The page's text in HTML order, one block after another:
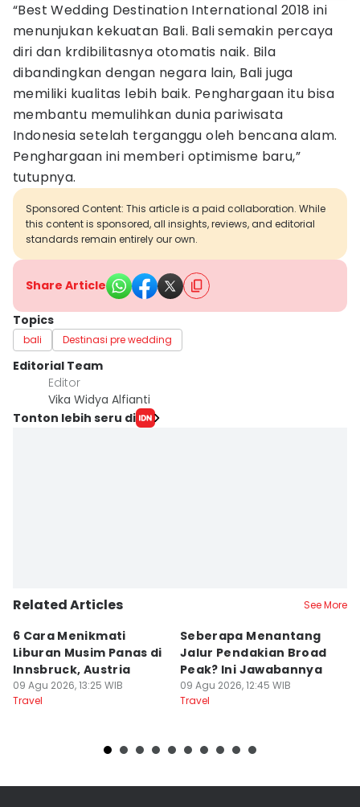
“Best Wedding Destination International 2018 ini
menunjukan kekuatan Bali. Bali semakin percaya
diri dan krdibilitasnya otomatis naik. Bila
dibandingkan dengan negara lain, Bali juga
memiliki kualitas lebih baik. Penghargaan itu bisa
membantu memulihkan dunia pariwisata
Indonesia setelah terganggu oleh bencana alam.
Penghargaan ini memberi optimisme baru,”
tutupnya.
Sponsored Content: This article is a paid collaboration. While
this content is sponsored, all insights, reviews, and editorial
standards remain entirely our own.
Share Article
Topics
bali Destinasi pre wedding
Editorial Team
Editor
Vika Widya Alfianti
Tonton lebih seru di
Related Articles See More
6 Cara Menikmati
Liburan Musim Panas di
Innsbruck, Austria
09 Agu 2026, 13:25 WIB
Travel
Seberapa Menantang
Jalur Pendakian Broad
Peak? Ini Jawabannya
09 Agu 2026, 12:45 WIB
Travel